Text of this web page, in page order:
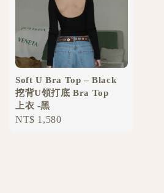
Soft U Bra Top – Black
挖背U領打底 Bra Top
上衣 -黑
Regular
NT$ 1,580